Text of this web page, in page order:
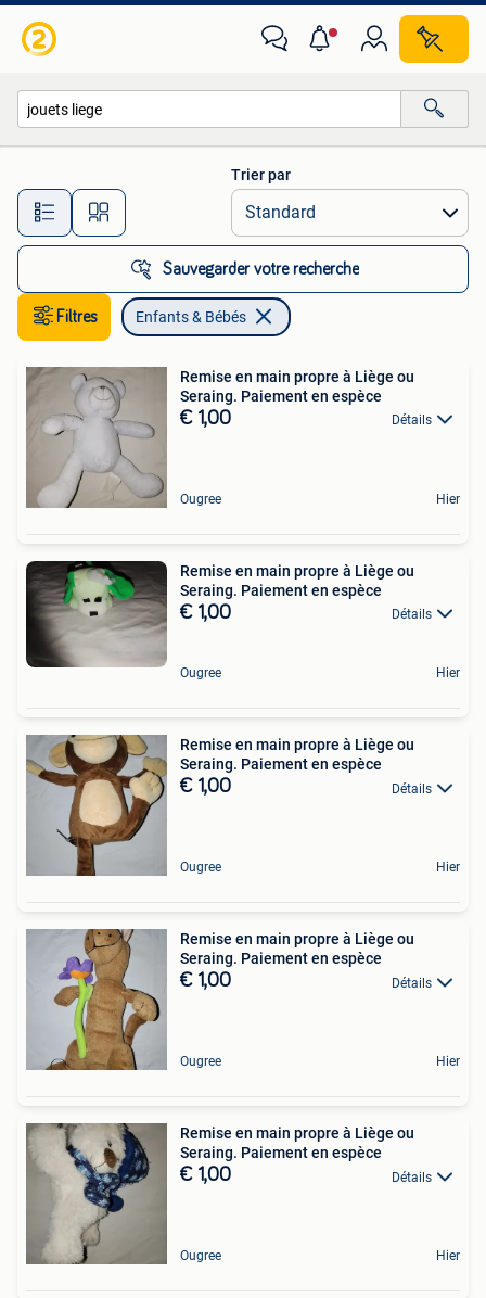
Toutes les distances…
Trier par
Sauvegarder votre recherche
Filtres Enfants & Bébés
Remise en main propre à Liège ou
Seraing. Paiement en espèce
€ 1,00 Détails
Ougree Hier
Remise en main propre à Liège ou
Seraing. Paiement en espèce
€ 1,00 Détails
Ougree Hier
Remise en main propre à Liège ou
Seraing. Paiement en espèce
€ 1,00 Détails
Ougree Hier
Remise en main propre à Liège ou
Seraing. Paiement en espèce
€ 1,00 Détails
Ougree Hier
Remise en main propre à Liège ou
Seraing. Paiement en espèce
€ 1,00 Détails
Ougree Hier